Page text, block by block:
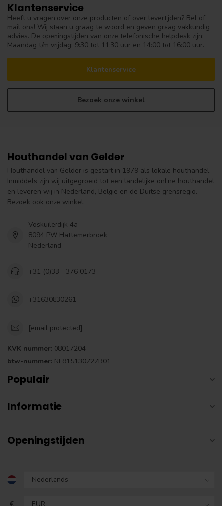
Klantenservice
Heeft u vragen over onze producten of over levertijden? Bel of
mail ons! Wij staan u graag te woord en geven graag vakkundig
advies. De openingstijden van onze telefonische helpdesk zijn:
Maandag t/m vrijdag: 9:30 tot 11:30 uur en 14:00 tot 16:00 uur.
Klantenservice
Bezoek onze winkel
Houthandel van Gelder
Houthandel van Gelder is gestart in 1979 als lokale houthandel.
Inmiddels zijn wij uitgegroeid tot een landelijke online houthandel
en leveren wij in Nederland, België en de Duitse grensregio.
Bezoek ook onze winkel.
Voskuilerdijk 4a
8094 PW Hattemerbroek
Nederland
+31 (0)38 - 376 0173
+31630830261
[email protected]
KVK nummer: 08017204
btw-nummer: NL815130727B01
Populair
Informatie
Openingstijden